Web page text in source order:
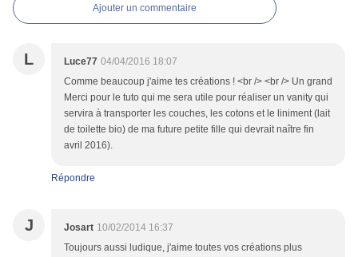
Ajouter un commentaire
L Luce77 04/04/2016 18:07
Comme beaucoup j'aime tes créations ! <br /> <br /> Un grand
Merci pour le tuto qui me sera utile pour réaliser un vanity qui
servira à transporter les couches, les cotons et le liniment (lait
de toilette bio) de ma future petite fille qui devrait naître fin
avril 2016).
Répondre
J Josart 10/02/2014 16:37
Toujours aussi ludique, j'aime toutes vos créations plus